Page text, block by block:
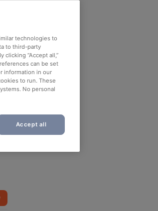
technologies to
to third-party
clicking “Accept all,”
can be set
information in our
to run. These
No personal
Accept all